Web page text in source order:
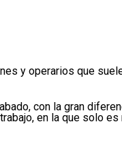
y operarios que
con la gran
en la que solo es